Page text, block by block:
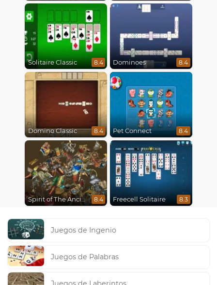
Solitaire Classic 8.4 Dominoes 8.4
Domino Classic 8.4 Pet Connect 8.4
Spirit of The Ancient Forest 8.4 Freecell Solitaire 8.3
Juegos de Ingenio
Juegos de Palabras